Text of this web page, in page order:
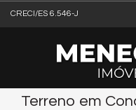
CRECI/ES 6.546-J
Terreno em